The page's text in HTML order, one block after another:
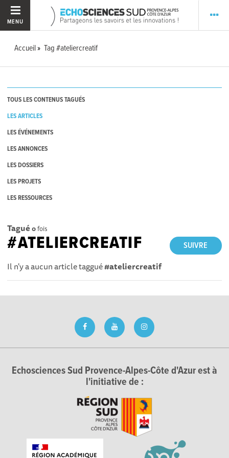
MENU
Accueil Tag #ateliercreatif
TOUS LES CONTENUS TAGUÉS
LES ARTICLES
LES ÉVÉNEMENTS
LES ANNONCES
LES DOSSIERS
LES PROJETS
LES RESSOURCES
Tagué 0fois
SUIVRE
#ATELIERCREATIF
Il n'y a aucun article taggué#ateliercreatif
Echosciences Sud Provence-Alpes-Côte d'Azur est à
l'initiative de :